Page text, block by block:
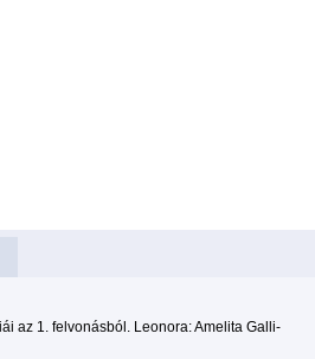
az 1. felvonásból. Leonora: Amelita Galli-